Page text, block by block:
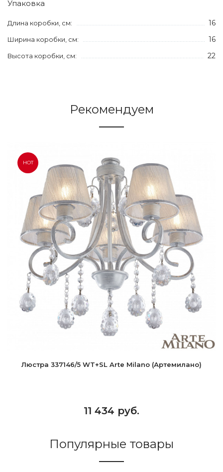
Упаковка
Длина коробки, см: 16
Ширина коробки, см: 16
Высота коробки, см: 22
Рекомендуем
HOT
Люстра 337146/5 WT+SL Arte Milano (Артемилано)
11 434 руб.
Популярные товары